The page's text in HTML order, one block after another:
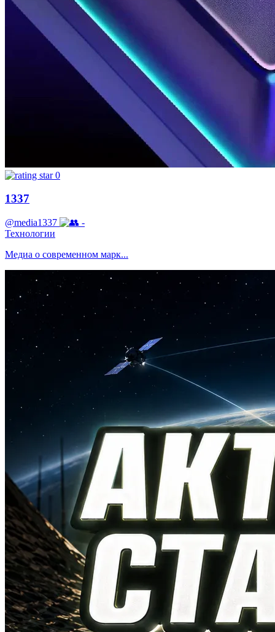
0
1337
@media1337
-
Технологии
Медиа о современном марк...